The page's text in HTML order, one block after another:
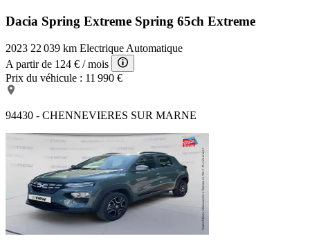
Dacia Spring Extreme Spring 65ch Extreme
2023 22 039 km Electrique Automatique
A partir de 124 € / mois
Prix du véhicule : 11 990 €
94430 - CHENNEVIERES SUR MARNE